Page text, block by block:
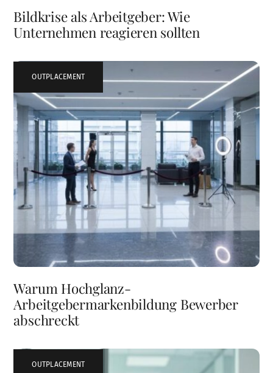
Bildkrise als Arbeitgeber: Wie
Unternehmen reagieren sollten
OUTPLACEMENT
Warum Hochglanz-
Arbeitgebermarkenbildung Bewerber
abschreckt
OUTPLACEMENT